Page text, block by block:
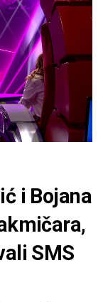
i Bojana
SMS